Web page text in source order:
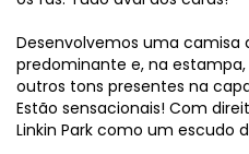
Desenvolvemos uma
predominante e, na
outros tons presentes na
Estão sensacionais! Com
Linkin Park como um escudo